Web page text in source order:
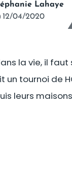
12/04/2020
Lahaye
la vie, il
un tournoi de
leurs